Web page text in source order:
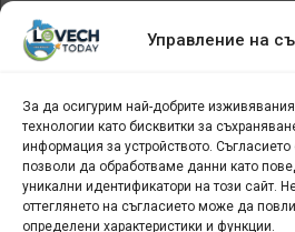
Управление на
За да осигурим най-добрите
технологии като бисквитки за
информация за устройството.
позволи да обработваме данни като
уникални идентификатори на този сайт.
оттеглянето на съгласието може да
определени характеристики и функции.
Архив
новини
БИЗНЕС
Арт галерия "Мостове" –
СЕВЕРОЗАПАДА
ТУРИСТИЧЕСКИ КЛЪСТЕР